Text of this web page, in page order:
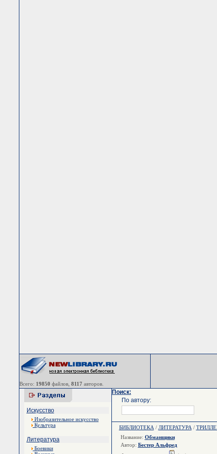
Всего: 19850 файлов, 8117 авторов.
Искусство
Изобразительное искусство
Культура
Литература
Боевики
Поиск:
По автору:
БИБЛИОТЕКА / ЛИТЕРАТУРА /
Название: Обманщики
Автор: Бестер Альфред